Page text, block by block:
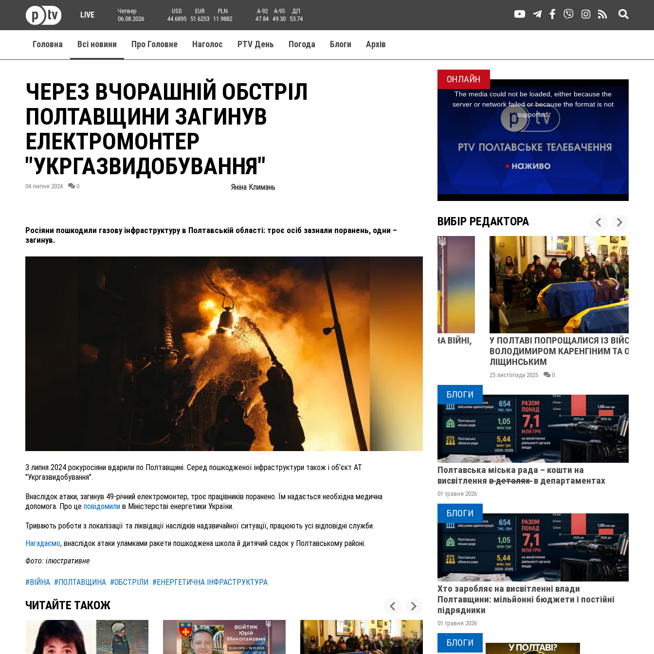
LIVE
Четвер
06.08.2026
USD
44.6895
EUR
51.6253
PLN
11.9882
A-92
47.84
A-95
49.30
ДП
53.74
Головна Всі новини Про Головне Наголос PTV День Погода Блоги Aрхів
ЧЕРЕЗ ВЧОРАШНІЙ ОБСТРІЛ
ПОЛТАВЩИНИ ЗАГИНУВ
ЕЛЕКТРОМОНТЕР
"УКРГАЗВИДОБУВАННЯ"
04 липня 2024 0 Яніна Климань
Росіяни пошкодили газову інфраструктуру в Полтавській області: троє осіб зазнали поранень, одни –
загинув.
3 липня 2024 рокуросіяни вдарили по Полтавщині. Серед пошкодженої інфраструктури також і об’єкт АТ
"Укргазвидобування".
Внаслідок атаки, загинув 49-річний електромонтер, троє працівників поранено. Їм надається необхідна медична
допомога. Про це повідомили в Міністерстві енергетики України.
Тривають роботи з локалізації та ліквідації наслідків надзвичайної ситуації, працюють усі відповідні служби.
Нагадаємо, внаслідок атаки уламками ракети пошкоджена школа й дитячий садок у Полтавському районі.
Фото: ілюстративне
#ВІЙНА #ПОЛТАВЩИНА #ОБСТРІЛИ #ЕНЕРГЕТИЧНА ІНФРАСТРУКТУРА
ЧИТАЙТЕ ТАКОЖ
ОНЛАЙН
ВИБІР РЕДАКТОРА
ПОЛІЦІЯ ПОЛТАВЩИНИ РОЗШУКУЄ 62-РІЧНУ
ЛЮДМИЛУ ТИМЧЕНКО
ВНАСЛІДОК ПОРАНЕНЬ, ОТРИМАНИХ НА ВІЙНІ,
ПОМЕР ВОЇН ЮРІЙ ВОЙТИК
25 листопада 2025
У ПОЛТАВІ ПОПРОЩАЛИСЯ ІЗ ВІЙСЬКОВИМИ
ВОЛОДИМИРОМ КАРЕНГІНИМ ТА ОЛЕГОМ
ЛІЩИНСЬКИМ
0
БЛОГИ
Полтавська міська рада – кошти на
висвітлення в̶ ̶д̶е̶т̶а̶л̶я̶х̶ ̶ в департаментах
01 травня 2026
БЛОГИ
Хто заробляє на висвітленні влади
Полтавщини: мільйонні бюджети і постійні
підрядники
01 травня 2026
БЛОГИ